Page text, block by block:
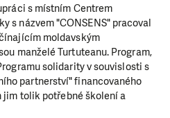
s místním Centrem
s názvem "CONSENS" pracoval
moldavským
manželé Turtuteanu. Program,
solidarity v souvislosti s
partnerství" financovaného
jim tolik potřebné školení a